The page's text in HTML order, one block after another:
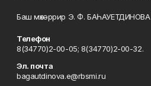
Баш мөхәррир Э. Ф. БАҺАУЕТДИНОВА
Телефон
8(34770)2-00-05; 8(34770)2-00-32.
Эл. почта
bagautdinova.e@rbsmi.ru